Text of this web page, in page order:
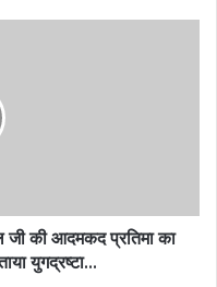
की आदमकद प्रतिमा का
युगद्रष्टा…